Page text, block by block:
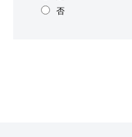
否